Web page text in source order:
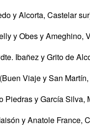
y Alcorta, Castelar
y Obes y Ameghino,
Ibañez y Grito de
Viaje y San
Piedras y García Silva,
y Anatole France,